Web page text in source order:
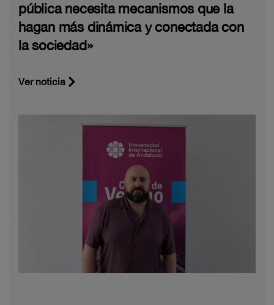
pública necesita mecanismos que la
hagan más dinámica y conectada con
la sociedad»
Ver noticia